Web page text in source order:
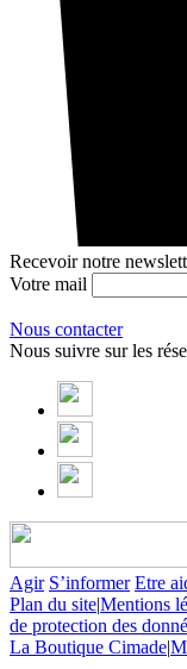
Recevoir notre
Votre mail
Nous contacter
Nous suivre sur les
Agir S’informer Etre
Plan du site|Mentions
de protection des
La Boutique Cimade|